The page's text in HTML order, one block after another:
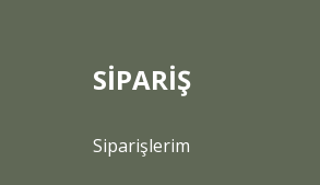
SİPARİŞ
Siparişlerim